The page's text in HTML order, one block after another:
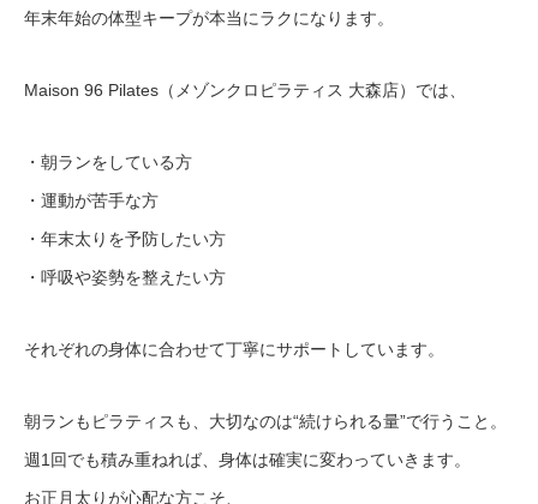
年末年始の体型キープが本当にラクになります。
Maison 96 Pilates（メゾンクロピラティス 大森店）では、
・朝ランをしている方
・運動が苦手な方
・年末太りを予防したい方
・呼吸や姿勢を整えたい方
それぞれの身体に合わせて丁寧にサポートしています。
朝ランもピラティスも、大切なのは“続けられる量”で行うこと。
週1回でも積み重ねれば、身体は確実に変わっていきます。
お正月太りが心配な方こそ、